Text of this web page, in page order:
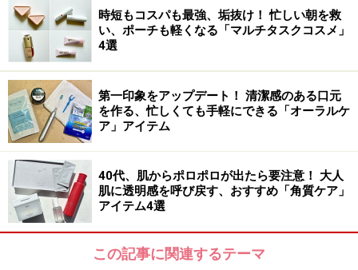
します。ティントの代表ブランドというイメージも強
く、自然な血色感が長時間続く、嬉しい色もちはお墨付
き。05（コーラルピンク）は通称花嫁リップ呼ばれてい
るカラー。ひと塗りで“幸せ顔”になれちゃいます。
おすすめのティントリップ3：リンメル
リンメル ラスティングフィニッシュ オイルティントリッ
プ：006バーガンディ（税込1650円）
6種の植物オイルやエモリエント成分配合で、唇をしっ
時短もコスパも最強、垢抜け！ 忙しい朝を救
い、ポーチも軽くなる「マルチタスクコスメ」
4選
第一印象をアップデート！ 清潔感のある口元
を作る、忙しくても手軽にできる「オーラルケ
ア」アイテム
40代、肌からポロポロが出たら要注意！ 大人
肌に透明感を呼び戻す、おすすめ「角質ケア」
アイテム4選
この記事に関連するテーマ